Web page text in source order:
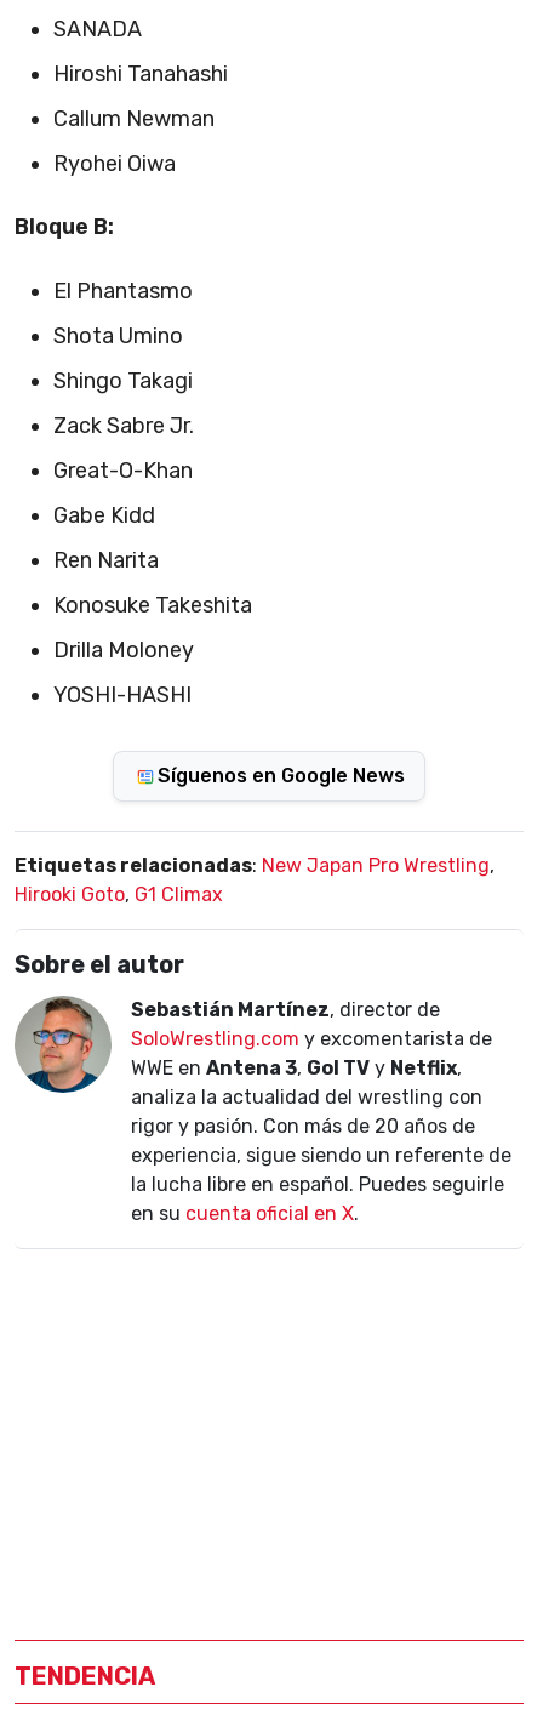
SANADA
Hiroshi Tanahashi
Callum Newman
Ryohei Oiwa
Bloque B:
El Phantasmo
Shota Umino
Shingo Takagi
Zack Sabre Jr.
Great-O-Khan
Gabe Kidd
Ren Narita
Konosuke Takeshita
Drilla Moloney
YOSHI-HASHI
Síguenos en Google News
Etiquetas relacionadas: New Japan Pro Wrestling,
Hirooki Goto, G1 Climax
Sobre el autor
Sebastián Martínez, director de
SoloWrestling.com y excomentarista de
WWE en Antena 3, Gol TV y Netflix,
analiza la actualidad del wrestling con
rigor y pasión. Con más de 20 años de
experiencia, sigue siendo un referente de
la lucha libre en español. Puedes seguirle
en su cuenta oficial en X.
TENDENCIA